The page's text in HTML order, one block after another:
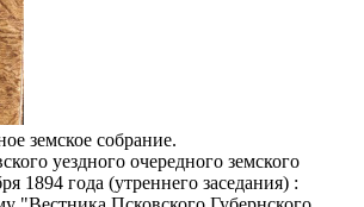
земское собрание.
уездного очередного земского
1894 года (утреннего заседания) :